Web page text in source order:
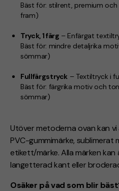
Bäst för: stilrent, premium
fram)
Tryck, 1 färg – Enfärgat
Bäst för: mindre detaljrika
sömmar)
Fullfärgstryck – Textiltryck i
Bäst för: färgrika motiv och
sömmar)
Utöver metoderna ovan kan
PVC-gummimärke, sublimerat
etikett/märke. Alla märken
langetterad kant eller
Osäker på vad som blir